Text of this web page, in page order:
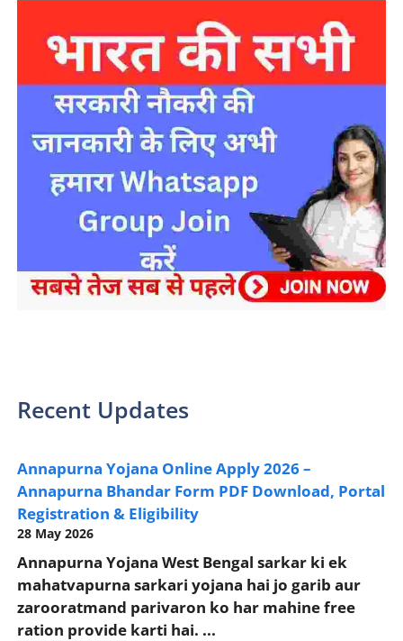
Recent Updates
Annapurna Yojana Online Apply 2026 –
Annapurna Bhandar Form PDF Download, Portal
Registration & Eligibility
28 May 2026
Annapurna Yojana West Bengal sarkar ki ek
mahatvapurna sarkari yojana hai jo garib aur
zarooratmand parivaron ko har mahine free
ration provide karti hai. ...